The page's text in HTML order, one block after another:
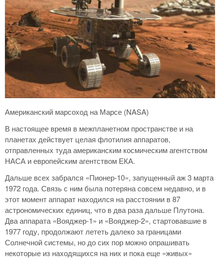
Американский марсоход на Марсе (NASA)
В настоящее время в межпланетном пространстве и на
планетах действует целая флотилия аппаратов,
отправленных туда американским космическим агентством
НАСА и европейским агентством ЕКА.
Дальше всех забрался «Пионер-10», запущенный аж 3 марта
1972 года. Связь с ним была потеряна совсем недавно, и в
этот момент аппарат находился на расстоянии в 87
астрономических единиц, что в два раза дальше Плутона.
Два аппарата «Вояджер-1» и «Вояджер-2», стартовавшие в
1977 году, продолжают лететь далеко за границами
Солнечной системы, но до сих пор можно опрашивать
некоторые из находящихся на них и пока еще «живых»